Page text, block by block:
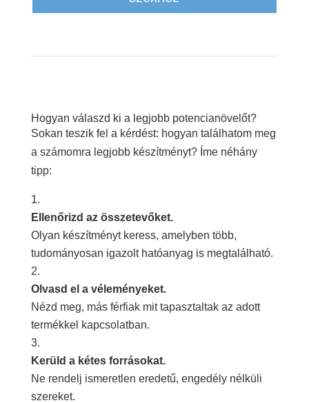
Hogyan válaszd ki a legjobb potencianövelőt?
Sokan teszik fel a kérdést: hogyan találhatom meg
a számomra legjobb készítményt? Íme néhány
tipp:
Ellenőrizd az összetevőket.
Olyan készítményt keress, amelyben több,
tudományosan igazolt hatóanyag is megtalálható.
Olvasd el a véleményeket.
Nézd meg, más férfiak mit tapasztaltak az adott
termékkel kapcsolatban.
Kerüld a kétes forrásokat.
Ne rendelj ismeretlen eredetű, engedély nélküli
szereket.